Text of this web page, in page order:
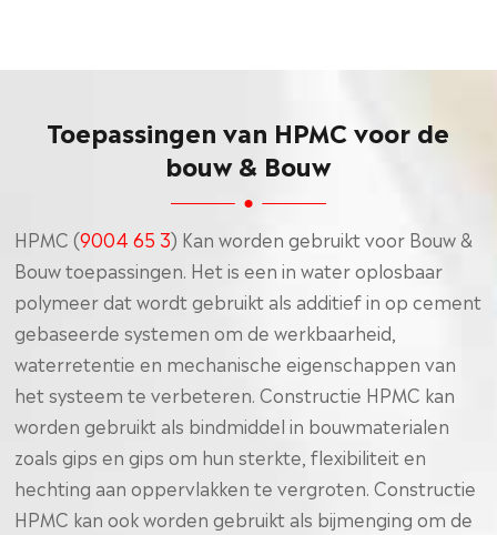
Toepassingen van HPMC voor de
bouw & Bouw
HPMC (9004 65 3) Kan worden gebruikt voor Bouw &
Bouw toepassingen. Het is een in water oplosbaar
polymeer dat wordt gebruikt als additief in op cement
gebaseerde systemen om de werkbaarheid,
waterretentie en mechanische eigenschappen van
het systeem te verbeteren. Constructie HPMC kan
worden gebruikt als bindmiddel in bouwmaterialen
zoals gips en gips om hun sterkte, flexibiliteit en
hechting aan oppervlakken te vergroten. Constructie
HPMC kan ook worden gebruikt als bijmenging om de